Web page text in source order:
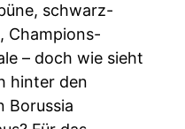
schwarz-
Champions-
– doch wie sieht
hinter den
Borussia